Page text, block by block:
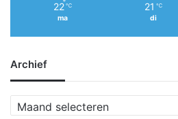
22 ℃
ma
21 ℃
di
Archief
r